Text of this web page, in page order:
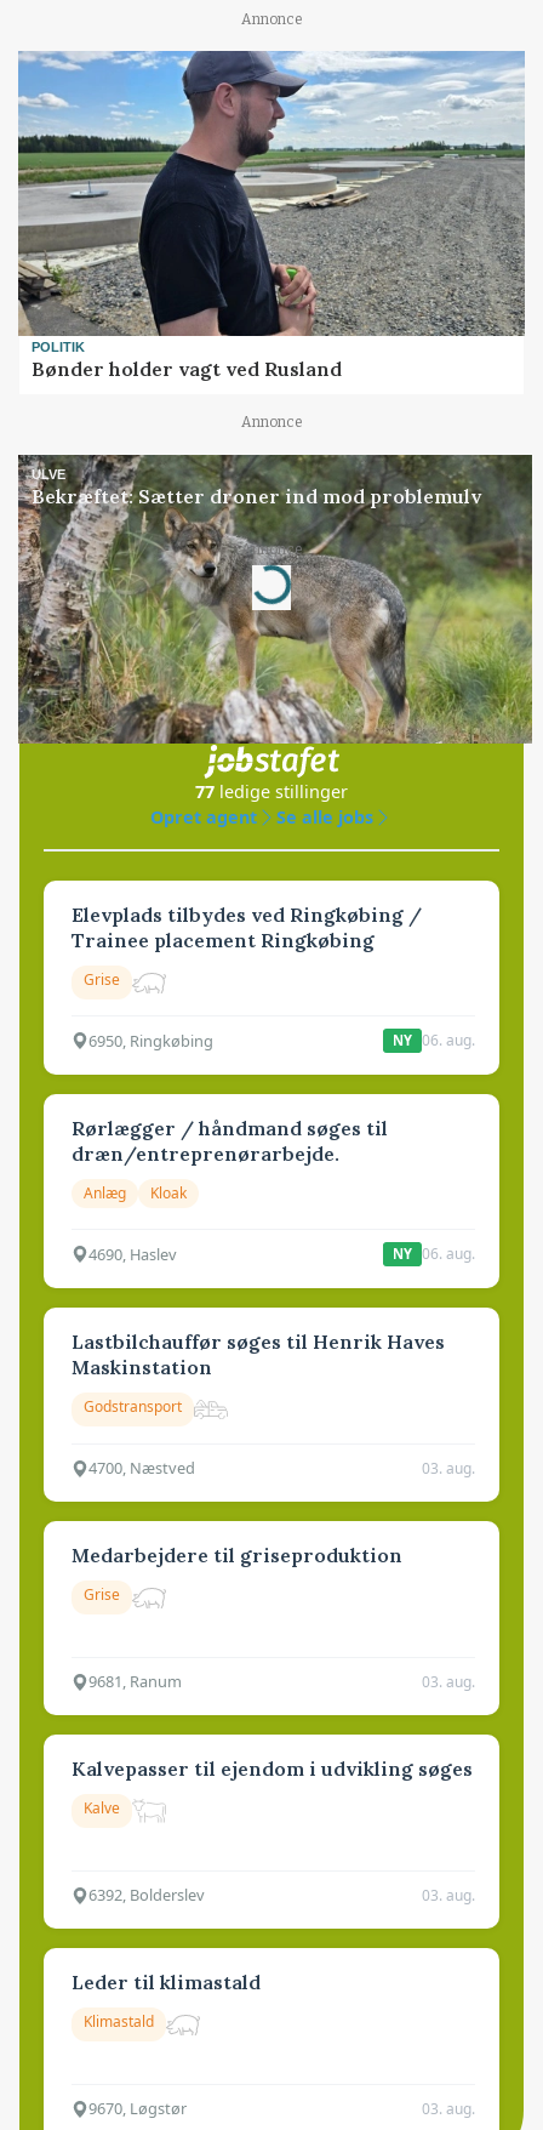
Annonce
POLITIK
Bønder holder vagt ved Rusland
Annonce
ULVE
Bekræftet: Sætter droner ind mod problemulv
Annonce
Loading...
Jobs
i samarbejde med
77 ledige stillinger
Opret agent
Se alle jobs
Elevplads tilbydes ved Ringkøbing /
Trainee placement Ringkøbing
Grise
6950, Ringkøbing NY 06. aug.
Rørlægger / håndmand søges til
dræn/entreprenørarbejde.
Anlæg Kloak
4690, Haslev NY 06. aug.
Lastbilchauffør søges til Henrik Haves
Maskinstation
Godstransport
4700, Næstved 03. aug.
Medarbejdere til griseproduktion
Grise
9681, Ranum 03. aug.
Kalvepasser til ejendom i udvikling søges
Kalve
6392, Bolderslev 03. aug.
Leder til klimastald
Klimastald
9670, Løgstør 03. aug.